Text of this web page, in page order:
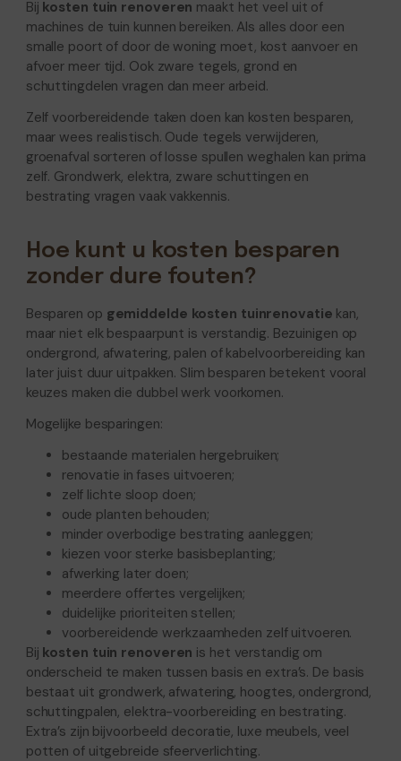
Bij kosten tuin renoveren maakt het veel uit of
machines de tuin kunnen bereiken. Als alles door een
smalle poort of door de woning moet, kost aanvoer en
afvoer meer tijd. Ook zware tegels, grond en
schuttingdelen vragen dan meer arbeid.
Zelf voorbereidende taken doen kan kosten besparen,
maar wees realistisch. Oude tegels verwijderen,
groenafval sorteren of losse spullen weghalen kan prima
zelf. Grondwerk, elektra, zware schuttingen en
bestrating vragen vaak vakkennis.
Hoe kunt u kosten besparen
zonder dure fouten?
Besparen op gemiddelde kosten tuinrenovatie kan,
maar niet elk bespaarpunt is verstandig. Bezuinigen op
ondergrond, afwatering, palen of kabelvoorbereiding kan
later juist duur uitpakken. Slim besparen betekent vooral
keuzes maken die dubbel werk voorkomen.
Mogelijke besparingen:
bestaande materialen hergebruiken;
renovatie in fases uitvoeren;
zelf lichte sloop doen;
oude planten behouden;
minder overbodige bestrating aanleggen;
kiezen voor sterke basisbeplanting;
afwerking later doen;
meerdere offertes vergelijken;
duidelijke prioriteiten stellen;
voorbereidende werkzaamheden zelf uitvoeren.
Bij kosten tuin renoveren is het verstandig om
onderscheid te maken tussen basis en extra’s. De basis
bestaat uit grondwerk, afwatering, hoogtes, ondergrond,
schuttingpalen, elektra-voorbereiding en bestrating.
Extra’s zijn bijvoorbeeld decoratie, luxe meubels, veel
potten of uitgebreide sfeerverlichting.